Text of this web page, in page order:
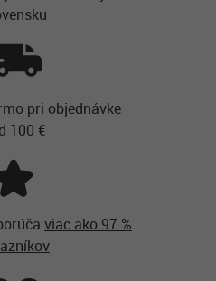
pri objednávke
100 €
viac ako 97 %